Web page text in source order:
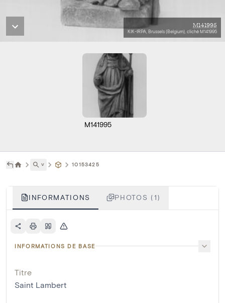
M141995
KIK-IRPA, Brussels (Belgium), cliché M141995
M141995
˅ 10153425
INFORMATIONS PHOTOS (1)
INFORMATIONS DE BASE
Titre
Saint Lambert